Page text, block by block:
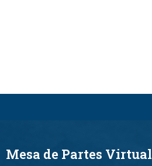
Mesa de Partes Virtual